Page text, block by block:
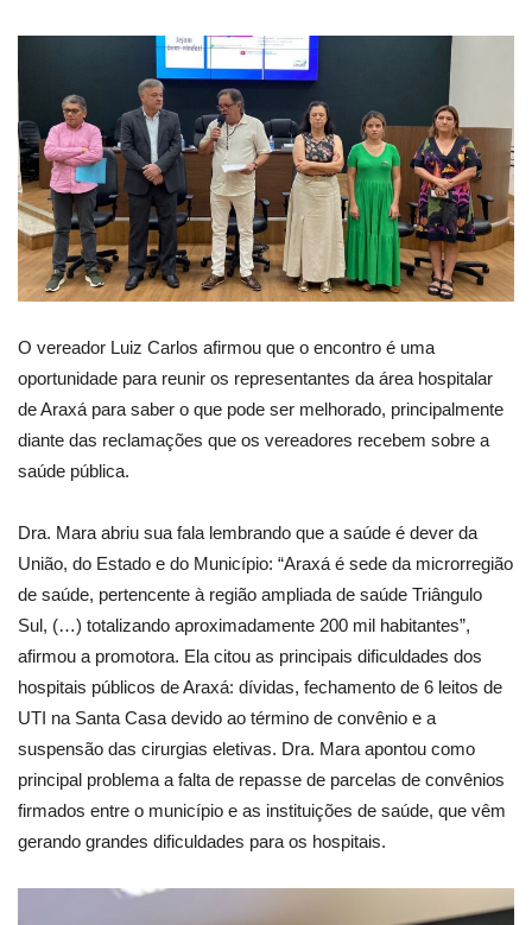
O vereador Luiz Carlos afirmou que o encontro é uma
oportunidade para reunir os representantes da área hospitalar
de Araxá para saber o que pode ser melhorado, principalmente
diante das reclamações que os vereadores recebem sobre a
saúde pública.
Dra. Mara abriu sua fala lembrando que a saúde é dever da
União, do Estado e do Município: “Araxá é sede da microrregião
de saúde, pertencente à região ampliada de saúde Triângulo
Sul, (…) totalizando aproximadamente 200 mil habitantes”,
afirmou a promotora. Ela citou as principais dificuldades dos
hospitais públicos de Araxá: dívidas, fechamento de 6 leitos de
UTI na Santa Casa devido ao término de convênio e a
suspensão das cirurgias eletivas. Dra. Mara apontou como
principal problema a falta de repasse de parcelas de convênios
firmados entre o município e as instituições de saúde, que vêm
gerando grandes dificuldades para os hospitais.